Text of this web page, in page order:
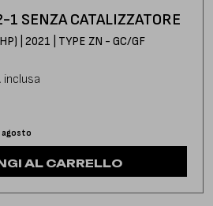
1 SENZA CATALIZZATORE
| 2021 | TYPE ZN - GC/GF
inclusa
agosto
AL CARRELLO